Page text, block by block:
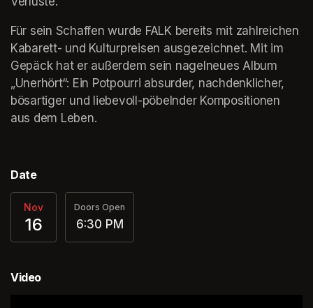
Für sein Schaffen wurde FALK bereits mit zahlreichen
Kabarett- und Kulturpreisen ausgezeichnet. Mit im
Gepäck hat er außerdem sein nagelneues Album
„Unerhört“: Ein Potpourri absurder, nachdenklicher,
bösartiger und liebevoll-pöbelnder Kompositionen
aus dem Leben.
Date
Nov
16
Doors Open
6:30 PM
Video